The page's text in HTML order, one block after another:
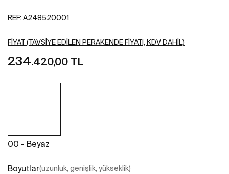
REF: A248520001
FIYAT (TAVSIYE EDILEN PERAKENDE FIYATI, KDV DAHIL)
234.420,00 TL
00 - Beyaz
Boyutlar(uzunluk, genişlik, yükseklik)